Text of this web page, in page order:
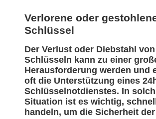
Verlorene oder
Schlüssel
Der Verlust oder Diebstahl von
Schlüsseln kann zu einer
Herausforderung werden und
oft die Unterstützung eines
Schlüsselnotdienstes. In
Situation ist es wichtig,
handeln, um die Sicherheit